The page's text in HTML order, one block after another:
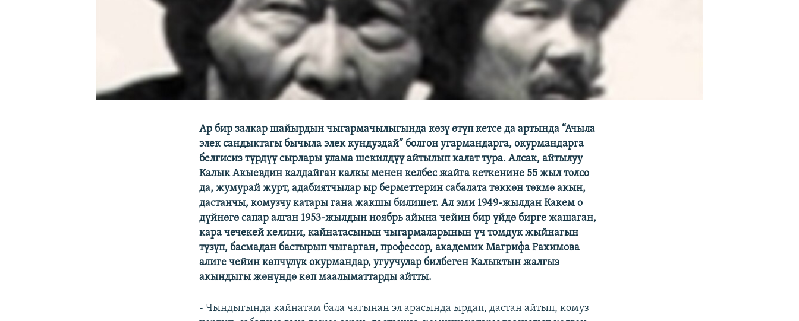
Ар бир залкар шайырдын чыгармачылыгында көзү өтүп кетсе да артында “Ачыла
элек сандыктагы бычыла элек кундуздай” болгон угармандарга, окурмандарга
белгисиз түрдүү сырлары улама шекилдүү айтылып калат тура. Алсак, айтылуу
Калык Акыевдин калдайган калкы менен келбес жайга кеткенине 55 жыл толсо
да, жумурай журт, адабиятчылар ыр берметтерин сабалата төккөн төкмө акын,
дастанчы, комузчу катары гана жакшы билишет. Ал эми 1949-жылдан Какем о
дүйнөгө сапар алган 1953-жылдын ноябрь айына чейин бир үйдө бирге жашаган,
кара чечекей келини, кайнатасынын чыгармаларынын үч томдук жыйнагын
түзүп, басмадан бастырып чыгарган, профессор, академик Магрифа Рахимова
алиге чейин көпчүлүк окурмандар, угуучулар билбеген Калыктын жалгыз
акындыгы жөнүндө көп маалыматтарды айтты.
- Чындыгында кайнатам бала чагынан эл арасында ырдап, дастан айтып, комуз